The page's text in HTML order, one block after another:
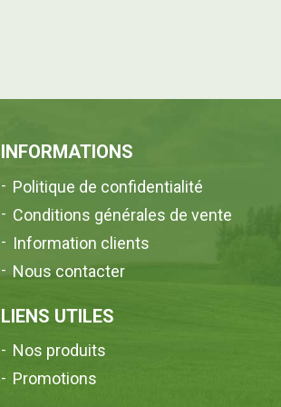
INFORMATIONS
Politique de confidentialité
Conditions générales de vente
Information clients
Nous contacter
LIENS UTILES
Nos produits
Promotions